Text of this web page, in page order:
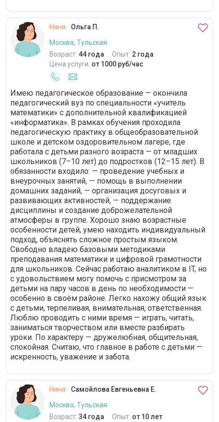
Няня
Ольга П.
Москва, Тульская
Возраст: 44 года Опыт: 2 года
Цена услуги: от 1000 руб/час
Имею педагогическое образование — окончила
педагогический вуз по специальности «учитель
математики» с дополнительной квалификацией
«информатика». В рамках обучения проходила
педагогическую практику в общеобразовательной
школе и детском оздоровительном лагере, где
работала с детьми разного возраста — от младших
школьников (7–10 лет) до подростков (12–15 лет). В
обязанности входило: — проведение учебных и
внеурочных занятий, — помощь в выполнении
домашних заданий, — организация досуговых и
развивающих активностей, — поддержание
дисциплины и создание доброжелательной
атмосферы в группе. Хорошо знаю возрастные
особенности детей, умею находить индивидуальный
подход, объяснять сложное простым языком.
Свободно владею базовыми методиками
преподавания математики и цифровой грамотности
для школьников. Сейчас работаю аналитиком в IT, но
с удовольствием могу помочь с присмотром за
детьми на пару часов в день по необходимости —
особенно в своём районе. Легко нахожу общий язык
с детьми, терпеливая, внимательная, ответственная.
Люблю проводить с ними время — играть, читать,
заниматься творчеством или вместе разбирать
уроки. По характеру — дружелюбная, общительная,
спокойная. Считаю, что главное в работе с детьми —
искренность, уважение и забота.
Няня
Самойлова Евгеньевна Е.
Москва, Тульская
Возраст: 34 года Опыт: от 10 лет